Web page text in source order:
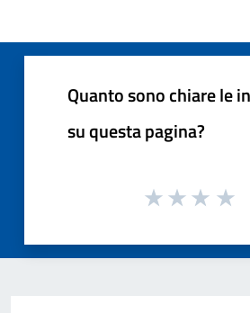
Quanto sono chiare le
su questa pagina?